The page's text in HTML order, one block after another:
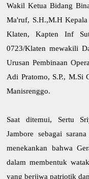
Wakil Ketua Bidang
Ma'ruf, S.H.,M.H Kepala
Klaten, Kapten Inf
0723/Klaten mewakili
Urusan Pembinaan
Adi Pratomo, S.P., M.Si
Manisrenggo.
Saat ditemui, Sertu
Jambore sebagai
menekankan bahwa
dalam membentuk
yang berjiwa patriotik